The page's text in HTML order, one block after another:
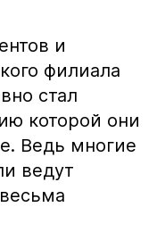
и
филиала
стал
которой они
Ведь многие
ведут